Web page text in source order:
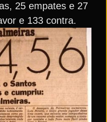
25 empates e 27
e 133 contra.